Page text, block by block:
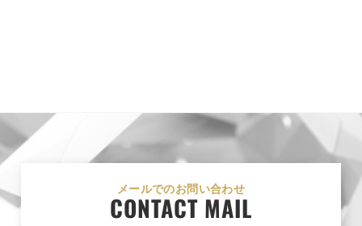
メールでのお問い合わせ
CONTACT MAIL